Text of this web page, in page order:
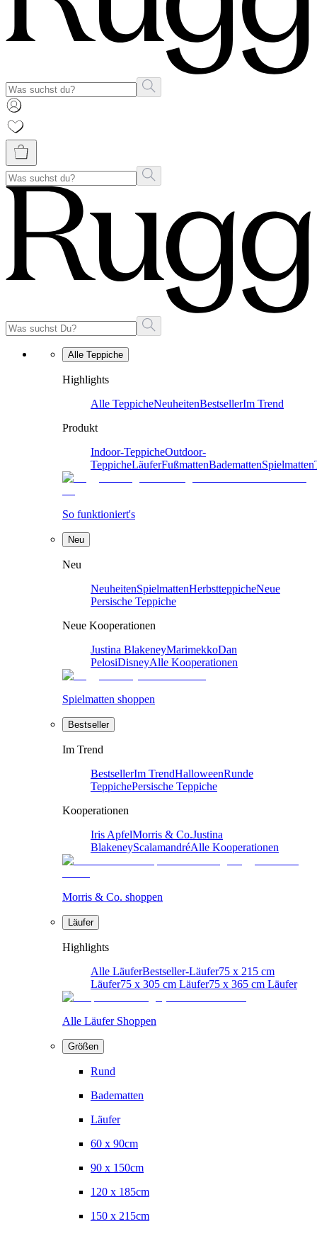
Alle Teppiche
Highlights
Alle TeppicheNeuheitenBestsellerIm Trend
Produkt
Indoor-TeppicheOutdoor-
TeppicheLäuferFußmattenBademattenSpielmatten
So funktioniert's
Neu
Neu
NeuheitenSpielmattenHerbstteppicheNeue
Persische Teppiche
Neue Kooperationen
Justina BlakeneyMarimekkoDan
PelosiDisneyAlle Kooperationen
Spielmatten shoppen
Bestseller
Im Trend
BestsellerIm TrendHalloweenRunde
TeppichePersische Teppiche
Kooperationen
Iris ApfelMorris & Co.Justina
BlakeneyScalamandréAlle Kooperationen
Morris & Co. shoppen
Läufer
Highlights
Alle LäuferBestseller-Läufer75 x 215 cm
Läufer75 x 305 cm Läufer75 x 365 cm Läufer
Alle Läufer Shoppen
Größen
Rund
Badematten
Läufer
60 x 90cm
90 x 150cm
120 x 185cm
150 x 215cm